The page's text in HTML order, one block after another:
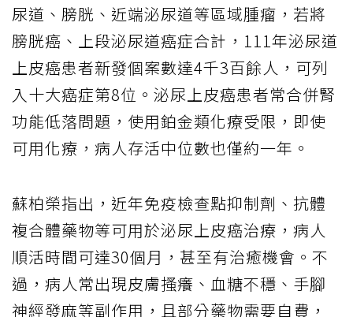
尿道、膀胱、近端泌尿道等區域腫瘤，若將
膀胱癌、上段泌尿道癌症合計，111年泌尿道
上皮癌患者新發個案數達4千3百餘人，可列
入十大癌症第8位。泌尿上皮癌患者常合併腎
功能低落問題，使用鉑金類化療受限，即使
可用化療，病人存活中位數也僅約一年。
蘇柏榮指出，近年免疫檢查點抑制劑、抗體
複合體藥物等可用於泌尿上皮癌治療，病人
順活時間可達30個月，甚至有治癒機會。不
過，病人常出現皮膚搔癢、血糖不穩、手腳
神經發麻等副作用，且部分藥物需要自費，